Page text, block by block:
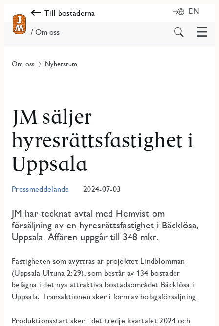
Till bostäderna EN
/ Om oss
Sök
innehåll
Meny
Om oss Nyhetsrum
JM säljer
hyresrättsfastighet i
Uppsala
Pressmeddelande 2024-07-03
JM har tecknat avtal med Hemvist om
försäljning av en hyresrättsfastighet i Bäcklösa,
Uppsala. Affären uppgår till 348 mkr.
Fastigheten som avyttras är projektet Lindblomman
(Uppsala Ultuna 2:29), som består av 134 bostäder
belägna i det nya attraktiva bostadsområdet Bäcklösa i
Uppsala. Transaktionen sker i form av bolagsförsäljning.
Produktionsstart sker i det tredje kvartalet 2024 och